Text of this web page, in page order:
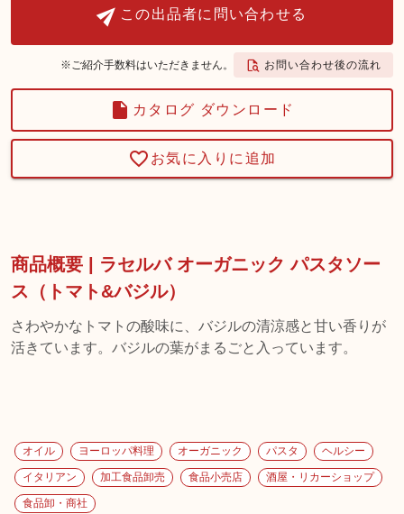
この出品者に問い合わせる
※ご紹介手数料はいただきません。 お問い合わせ後の流れ
カタログ ダウンロード
お気に入りに追加
商品概要 | ラセルバ オーガニック パスタソー
ス（トマト&バジル）
さわやかなトマトの酸味に、バジルの清涼感と甘い香りが
活きています。バジルの葉がまるごと入っています。
オイル ヨーロッパ料理 オーガニック パスタ ヘルシー
イタリアン 加工食品卸売 食品小売店 酒屋・リカーショップ
食品卸・商社